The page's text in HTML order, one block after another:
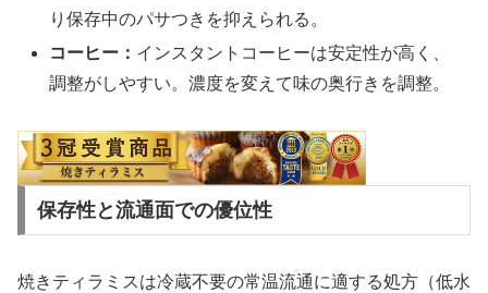
り保存中のパサつきを抑えられる。
コーヒー： インスタントコーヒーは安定性が高く、
調整がしやすい。濃度を変えて味の奥行きを調整。
保存性と流通面での優位性
焼きティラミスは冷蔵不要の常温流通に適する処方（低水